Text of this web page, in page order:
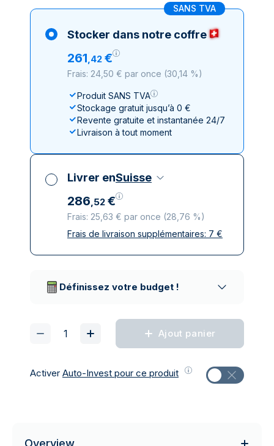
SANS TVA
Stocker dans notre coffre
261,42 €
Frais: 24,50 € par once (30,14 %)
Produit SANS TVA
Stockage gratuit jusqu’à 0 €
Revente gratuite et instantanée 24/7
Livraison à tout moment
Livrer enSuisse
286,52 €
Frais: 25,63 € par once (28,76 %)
Toutes taxes comprises
Frais de livraison supplémentaires: 7 €
Définissez votre budget !
Ajout panier
Activer Auto-Invest pour ce produit
Overview